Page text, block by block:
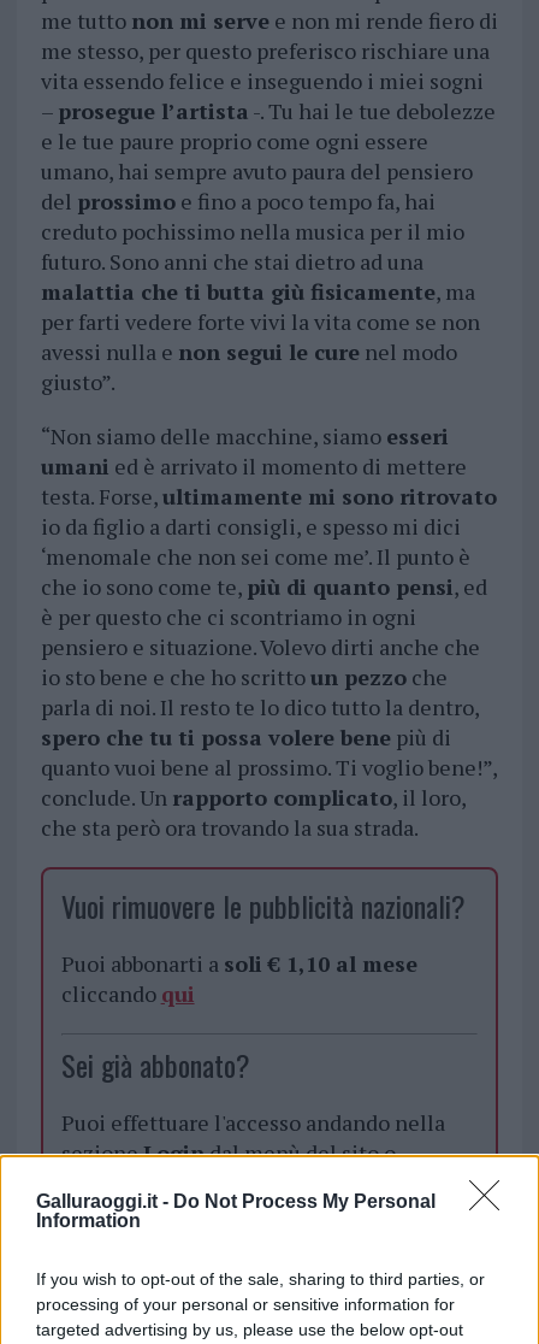
Galluraoggi.it - Do Not Process My Personal
Information
If you wish to opt-out of the sale, sharing to third parties, or
processing of your personal or sensitive information for
targeted advertising by us, please use the below opt-out
me tutto non mi servee non mi rende fiero di
me stesso, per questo preferisco rischiare una
vita essendo felice e inseguendo i miei sogni
– prosegue l’artista -. Tu hai le tue debolezze
e le tue paure proprio come ogni essere
umano, hai sempre avuto paura del pensiero
del prossimoe fino a poco tempo fa, hai
creduto pochissimo nella musica per il mio
futuro. Sono anni che stai dietro ad una
malattia che ti butta giù fisicamente, ma
per farti vedere forte vivi la vita come se non
avessi nulla e non segui le curenel modo
giusto”.
“Non siamo delle macchine, siamo esseri
umani ed è arrivato il momento di mettere
testa. Forse,ultimamente mi sono ritrovato
io da figlio a darti consigli, e spesso mi dici
‘menomale che non sei come me’. Il punto è
che io sono come te, più di quanto pensi, ed
è per questo che ci scontriamo in ogni
pensiero e situazione. Volevo dirti anche che
io sto bene e che ho scrittoun pezzoche
parla di noi. Il resto te lo dico tutto la dentro,
spero che tu ti possa volere benepiù di
quanto vuoi bene al prossimo. Ti voglio bene!”,
conclude. Un rapporto complicato, il loro,
che sta però ora trovando la sua strada.
Vuoi rimuovere le pubblicità nazionali?
Puoi abbonarti a soli € 1,10 al mese
cliccando qui
Sei già abbonato?
Puoi effettuare l'accesso andando nella
sezioneLogindal menù del sito o
TEMI: Notizie Olbia Saba Salvatore Saba
Condividi l'articolo